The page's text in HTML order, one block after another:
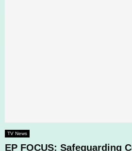
TV News
EP FOCUS: Safeguarding